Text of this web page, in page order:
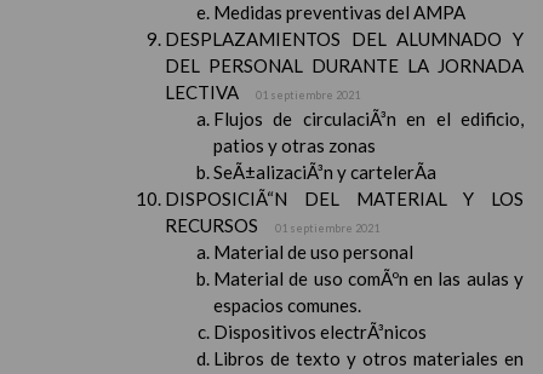
Medidas preventivas del AMPA
DESPLAZAMIENTOS DEL ALUMNADO Y
DEL PERSONAL DURANTE LA JORNADA
LECTIVA
01 septiembre 2021
Flujos de circulaciÃ³n en el edificio,
patios y otras zonas
SeÃ±alizaciÃ³n y cartelerÃ­a
DISPOSICIÃ“N DEL MATERIAL Y LOS
RECURSOS
01 septiembre 2021
Material de uso personal
Material de uso comÃºn en las aulas y
espacios comunes.
Dispositivos electrÃ³nicos
Libros de texto y otros materiales en